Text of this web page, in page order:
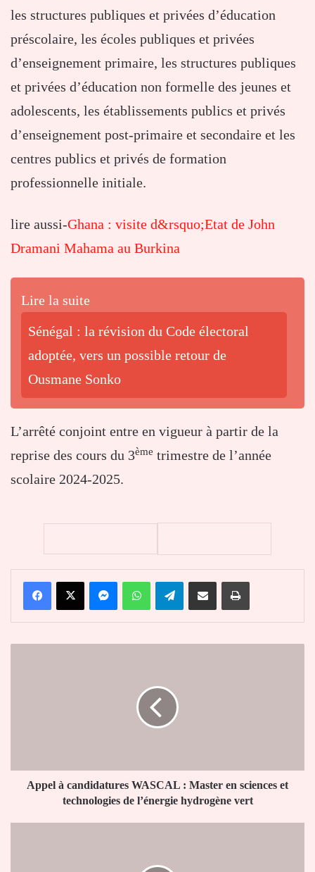
les structures publiques et privées d’éducation
préscolaire, les écoles publiques et privées
d’enseignement primaire, les structures publiques
et privées d’éducation non formelle des jeunes et
adolescents, les établissements publics et privés
d’enseignement post-primaire et secondaire et les
centres publics et privés de formation
professionnelle initiale.
lire aussi-Ghana : visite d&rsquo;Etat de John
Dramani Mahama au Burkina
Lire la suite
Sénégal : la révision du Code électoral
adoptée, vers un possible retour de
Ousmane Sonko
L’arrêté conjoint entre en vigueur à partir de la
reprise des cours du 3ème trimestre de l’année
scolaire 2024-2025.
FacebookX MessengerWhatsAppTelegramPartager par email Imprimer
et
technologies
Appel à candidatures WASCAL : Master en sciences et
technologies de l’énergie hydrogène vert